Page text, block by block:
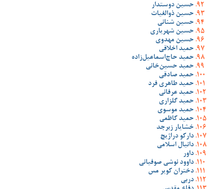
حسین دوستدار
حسین ذوالغیاث
حسین شنانی
حسین شهریاری
حسین مهدوی
حمید اخلاقی
حمید حاج‌اسماعیل‌زاده
حمید حسین‌خانی
حمید صادقی
حمید طاهری فرد
حمید عرفانی
حمید گلزاری
حمید موسوی
حمید کاظمی
خشایار زبرجد
دارکو دراژیچ
دانیال اسلامی
داور
داوود نوشی صوفیانی
دختران کویر مس
دربی